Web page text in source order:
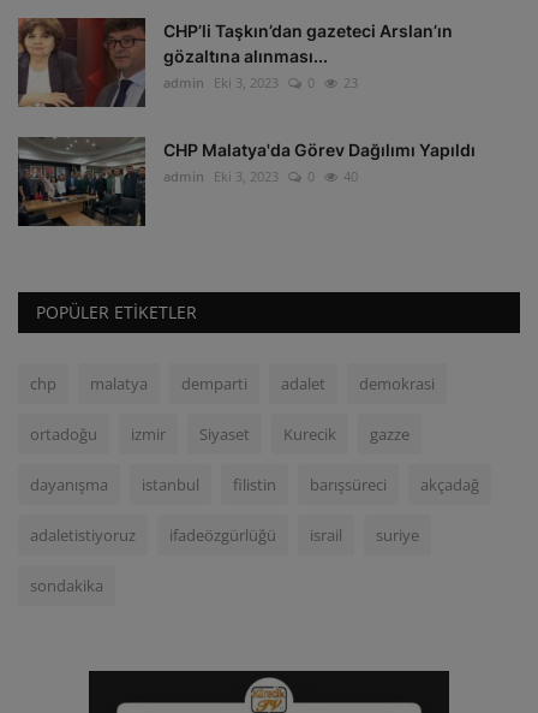
CHP’li Taşkın’dan gazeteci Arslan’ın
gözaltına alınması...
admin Eki 3, 2023 0 23
CHP Malatya'da Görev Dağılımı Yapıldı
admin Eki 3, 2023 0 40
POPÜLER ETIKETLER
chp malatya demparti adalet demokrasi
ortadoğu izmir Siyaset Kurecik gazze
dayanışma istanbul filistin barışsüreci akçadağ
adaletistiyoruz ifadeözgürlüğü israil suriye
sondakika